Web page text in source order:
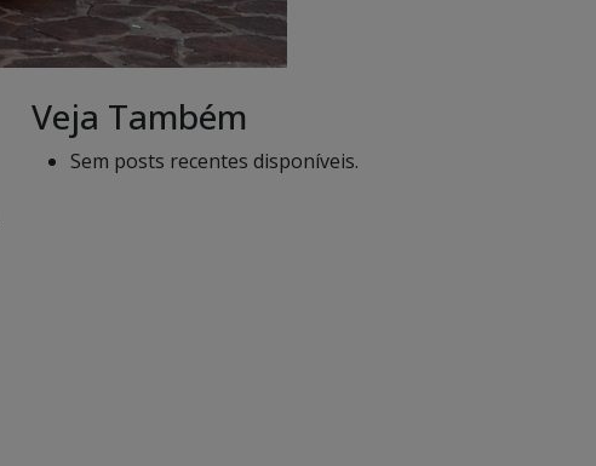
Veja Também
Sem posts recentes disponíveis.